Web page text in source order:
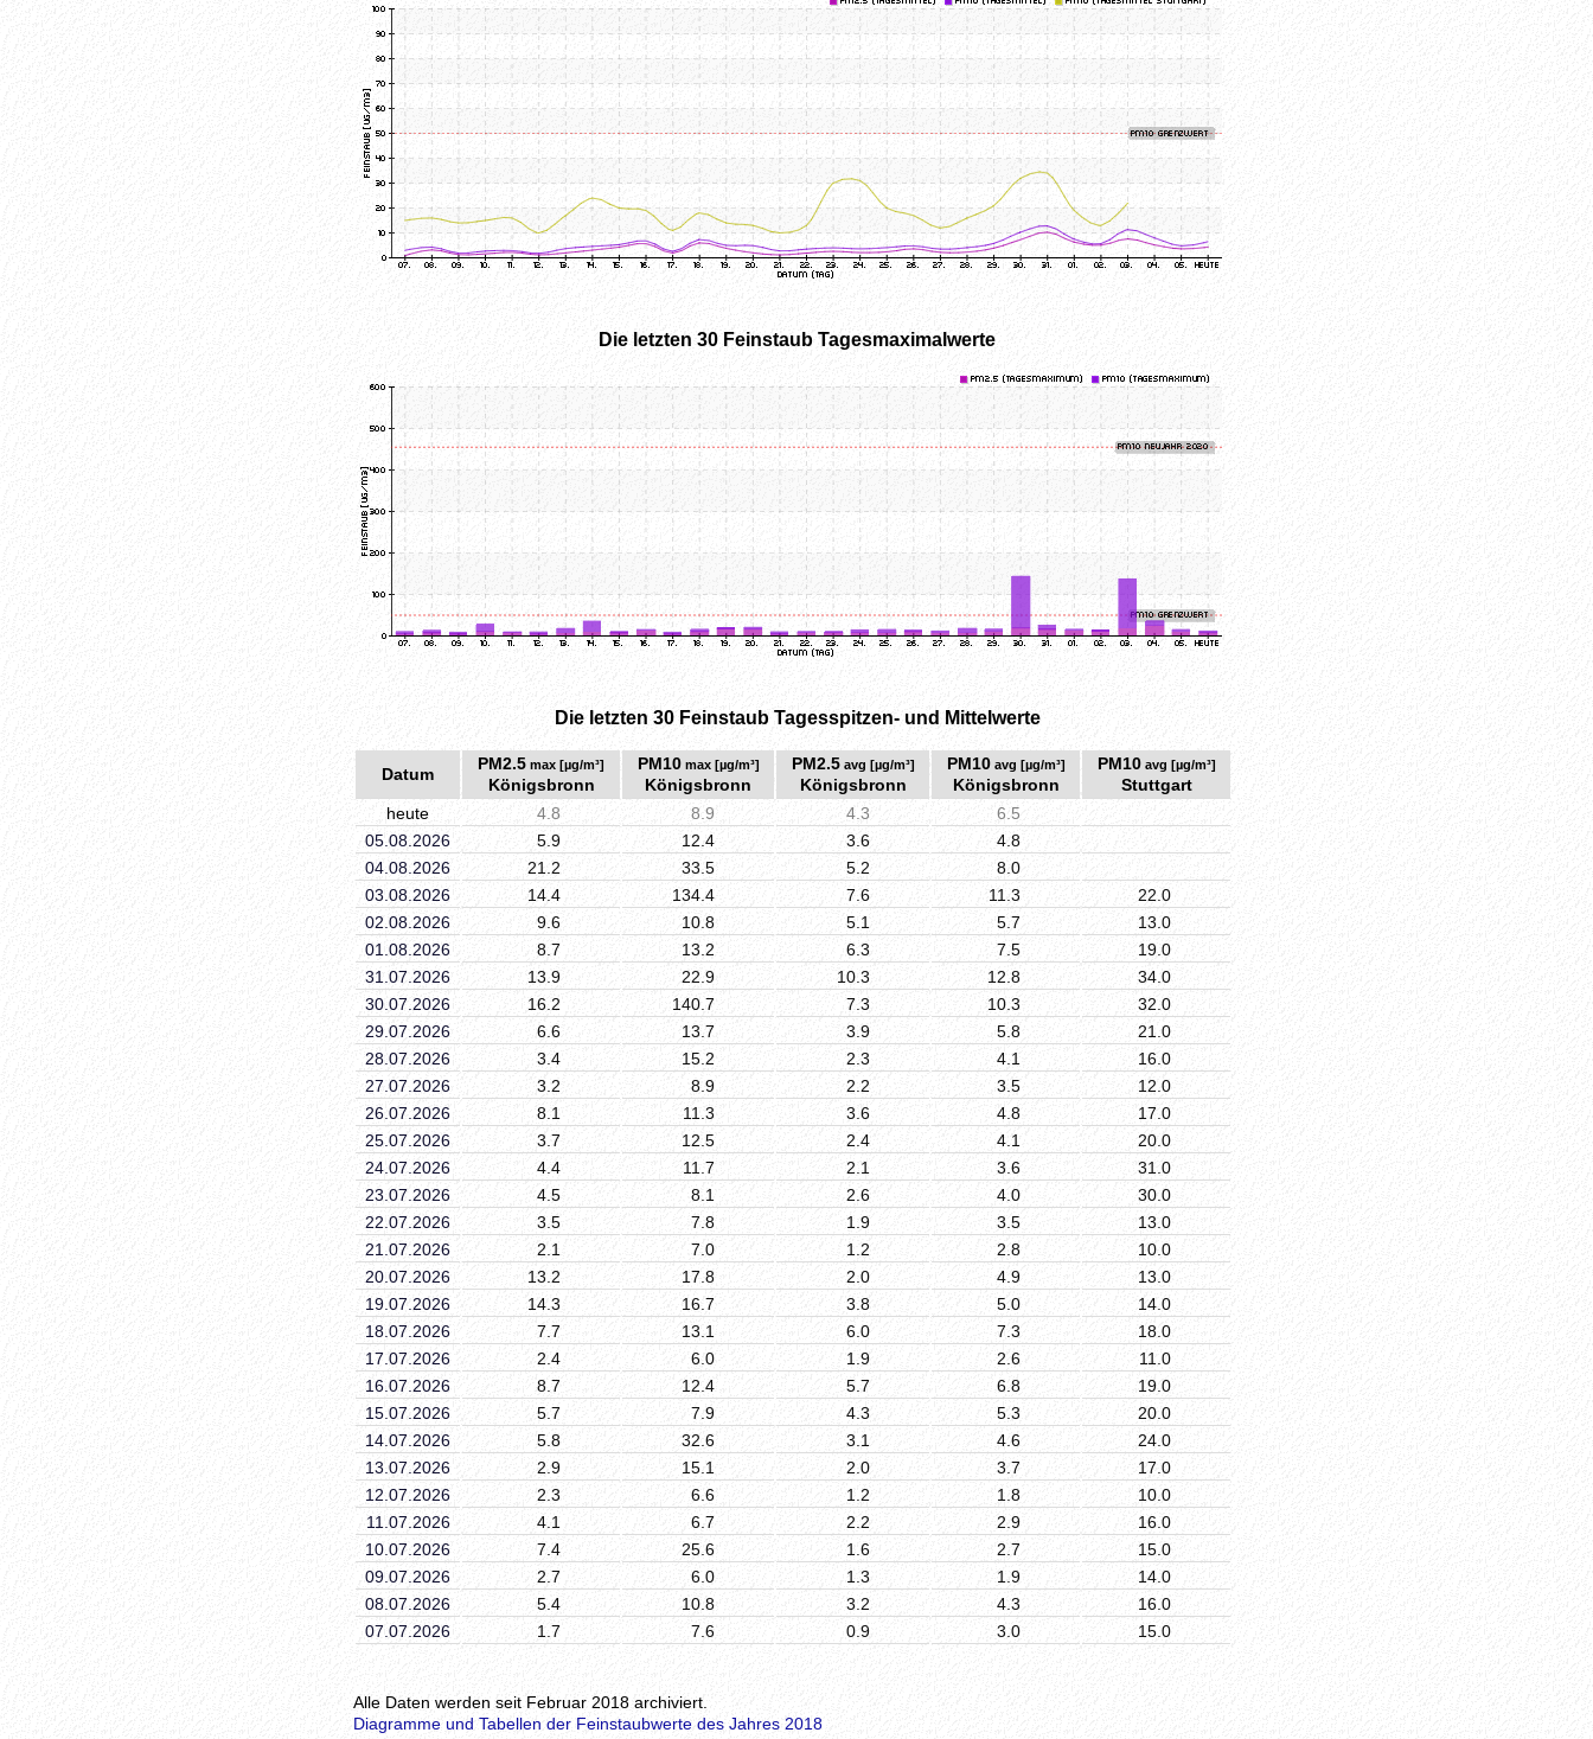
Die letzten 30 Feinstaub Tagesmaximalwerte
Die letzten 30 Feinstaub Tagesspitzen- und Mittelwerte
Datum
PM2.5 max [µg/m³]
Königsbronn
PM10max [µg/m³]
Königsbronn
PM2.5avg [µg/m³]
Königsbronn
PM10avg [µg/m³]
Königsbronn
PM10avg [µg/m³]
Stuttgart
heute
4.8 8.9 4.3
6.5
05.08.2026
5.9 12.4 3.6
4.8
04.08.2026
21.2 33.5 5.2
8.0
03.08.2026
14.4 134.4 7.6 11.3
22.0
02.08.2026
9.6 10.8 5.1 5.7
13.0
01.08.2026
8.7 13.2 6.3 7.5
19.0
31.07.2026
13.9 22.9 10.3 12.8
34.0
30.07.2026
16.2 140.7 7.3 10.3
32.0
29.07.2026
6.6 13.7 3.9 5.8
21.0
28.07.2026
3.4 15.2 2.3 4.1
16.0
27.07.2026
3.2 8.9 2.2 3.5
12.0
26.07.2026
8.1 11.3 3.6 4.8
17.0
25.07.2026
3.7 12.5 2.4 4.1
20.0
24.07.2026
4.4 11.7 2.1 3.6
31.0
23.07.2026
4.5 8.1 2.6 4.0
30.0
22.07.2026
3.5 7.8 1.9 3.5
13.0
21.07.2026
2.1 7.0 1.2 2.8
10.0
20.07.2026
13.2 17.8 2.0 4.9
13.0
19.07.2026
14.3 16.7 3.8 5.0
14.0
18.07.2026
7.7 13.1 6.0 7.3
18.0
17.07.2026
2.4 6.0 1.9 2.6
11.0
16.07.2026
8.7 12.4 5.7 6.8
19.0
15.07.2026
5.7 7.9 4.3 5.3
20.0
14.07.2026
5.8 32.6 3.1 4.6
24.0
13.07.2026
2.9 15.1 2.0 3.7
17.0
12.07.2026
2.3 6.6 1.2 1.8
10.0
11.07.2026
4.1 6.7 2.2 2.9
16.0
10.07.2026
7.4 25.6 1.6 2.7
15.0
09.07.2026
2.7 6.0 1.3 1.9
14.0
08.07.2026
5.4 10.8 3.2 4.3
16.0
07.07.2026
1.7 7.6 0.9 3.0 15.0
Alle Daten werden seit Februar 2018 archiviert.
Diagramme und Tabellen der Feinstaubwerte des Jahres 2018